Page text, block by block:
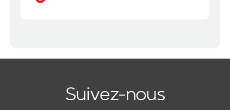
Suivez-nous